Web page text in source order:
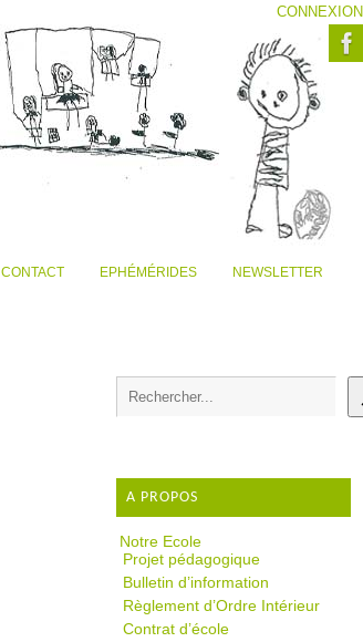
CONNEXION
CONTACT EPHÉMÉRIDES NEWSLETTER
A PROPOS
Notre Ecole
Projet pédagogique
Bulletin d’information
Règlement d’Ordre Intérieur
Contrat d’école